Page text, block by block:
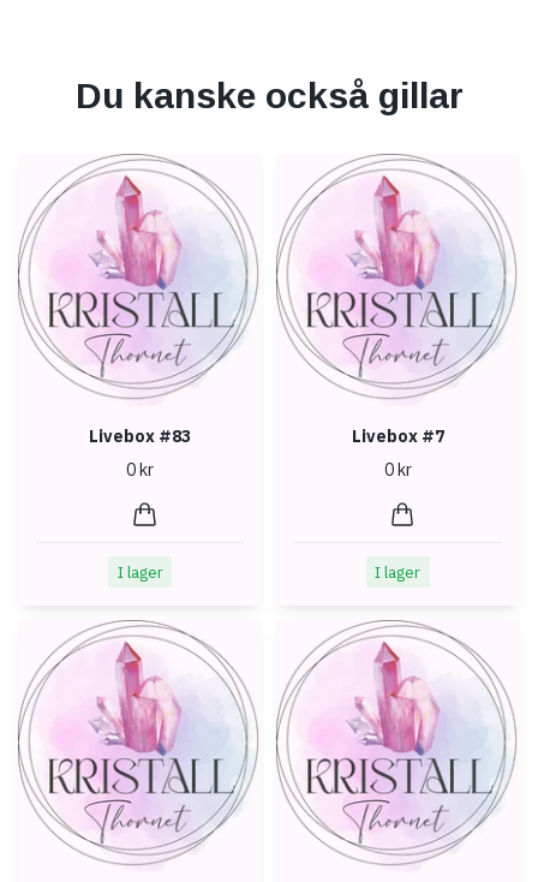
Du kanske också gillar
Livebox #83
0 kr
I lager
Livebox #7
0 kr
I lager